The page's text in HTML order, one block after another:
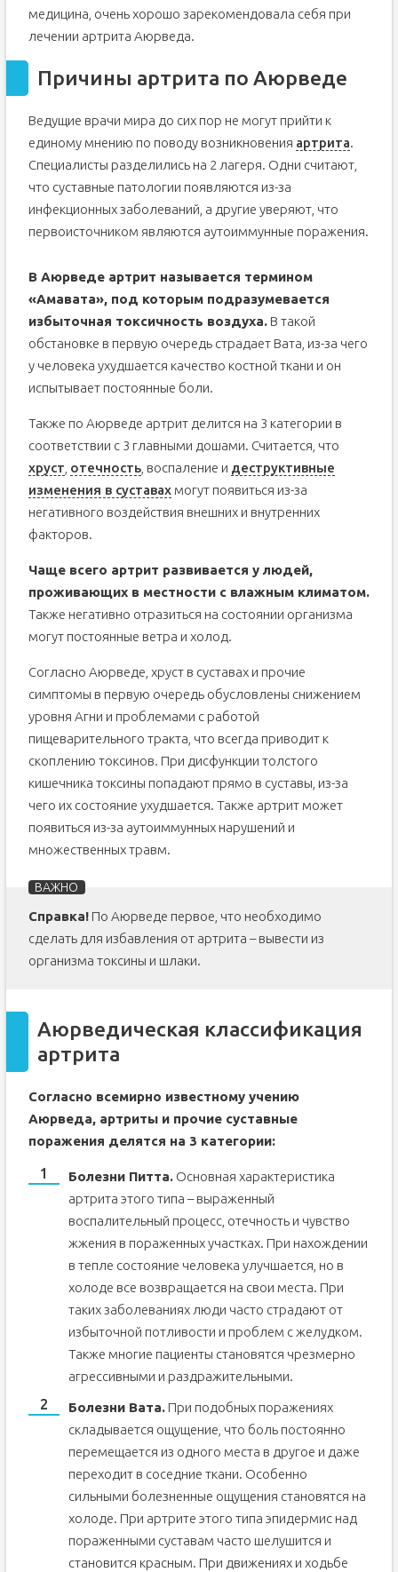
медицина, очень хорошо зарекомендовала себя при
лечении артрита Аюрведа.
Причины артрита по Аюрведе
Ведущие врачи мира до сих пор не могут прийти к
единому мнению по поводу возникновения артрита.
Специалисты разделились на 2 лагеря. Одни считают,
что суставные патологии появляются из-за
инфекционных заболеваний, а другие уверяют, что
первоисточником являются аутоиммунные поражения.
В Аюрведе артрит называется термином
«Амавата», под которым подразумевается
избыточная токсичность воздуха.В такой
обстановке в первую очередь страдает Вата, из-за чего
у человека ухудшается качество костной ткани и он
испытывает постоянные боли.
Также по Аюрведе артрит делится на 3 категории в
соответствии с 3 главными дошами. Считается, что
хруст отечность, воспаление и деструктивные
изменения в суставахмогут появиться из-за
негативного воздействия внешних и внутренних
факторов.
Чаще всего артрит развивается у людей,
проживающих в местности с влажным климатом.
Также негативно отразиться на состоянии организма
могут постоянные ветра и холод.
Согласно Аюрведе, хруст в суставах и прочие
симптомы в первую очередь обусловлены снижением
уровня Агни и проблемами с работой
пищеварительного тракта, что всегда приводит к
скоплению токсинов. При дисфункции толстого
кишечника токсины попадают прямо в суставы, из-за
чего их состояние ухудшается. Также артрит может
появиться из-за аутоиммунных нарушений и
множественных травм.
Справка!По Аюрведе первое, что необходимо
сделать для избавления от артрита – вывести из
организма токсины и шлаки.
Аюрведическая классификация
артрита
Согласно всемирно известному учению
Аюрведа, артриты и прочие суставные
поражения делятся на 3 категории:
Болезни Питта.Основная характеристика
артрита этого типа – выраженный
воспалительный процесс, отечность и чувство
жжения в пораженных участках. При нахождении
в тепле состояние человека улучшается, но в
холоде все возвращается на свои места. При
таких заболеваниях люди часто страдают от
избыточной потливости и проблем с желудком.
Также многие пациенты становятся чрезмерно
агрессивными и раздражительными.
Болезни Вата.При подобных поражениях
складывается ощущение, что боль постоянно
перемещается из одного места в другое и даже
переходит в соседние ткани. Особенно
сильными болезненные ощущения становятся на
холоде. При артрите этого типа эпидермис над
пораженными суставам часто шелушится и
становится красным. При движениях и ходьбе